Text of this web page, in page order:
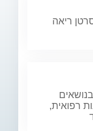
ריאה
רפואית,